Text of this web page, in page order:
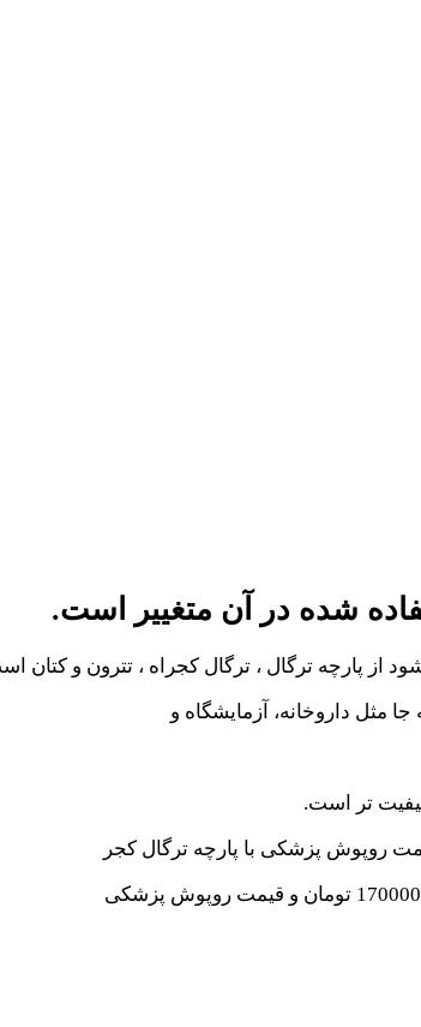
شده در آن متغییر است.
از پارچه ترگال ، ترگال کجراه ، تترون و کتان
تر است.